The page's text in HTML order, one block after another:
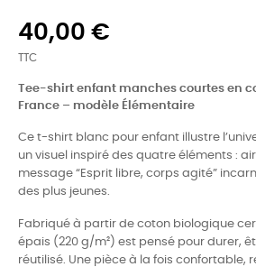
40,00 €
TTC
Tee-shirt enfant manches courtes en
France – modèle Élémentaire
Ce t-shirt blanc pour enfant illustre
un visuel inspiré des quatre éléments :
message “Esprit libre, corps agité”
des plus jeunes.
Fabriqué à partir de coton biologique
épais (220 g/m²) est pensé pour durer,
réutilisé. Une pièce à la fois confortable,